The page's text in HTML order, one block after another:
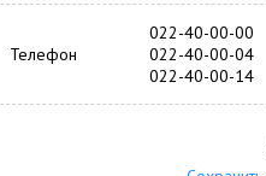
Телефон
022-40-00-00
022-40-00-04
022-40-00-14